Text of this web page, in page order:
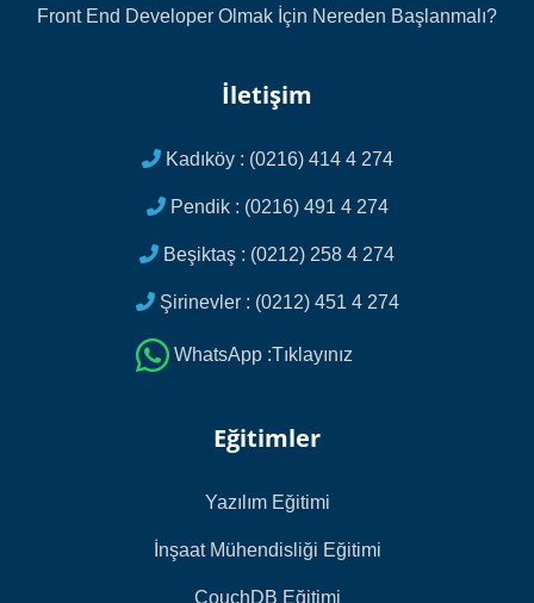
Front End Developer Olmak İçin Nereden Başlanmalı?
İletişim
Kadıköy : (0216) 414 4 274
Pendik : (0216) 491 4 274
Beşiktaş : (0212) 258 4 274
Şirinevler : (0212) 451 4 274
WhatsApp :Tıklayınız
Eğitimler
Yazılım Eğitimi
İnşaat Mühendisliği Eğitimi
CouchDB Eğitimi